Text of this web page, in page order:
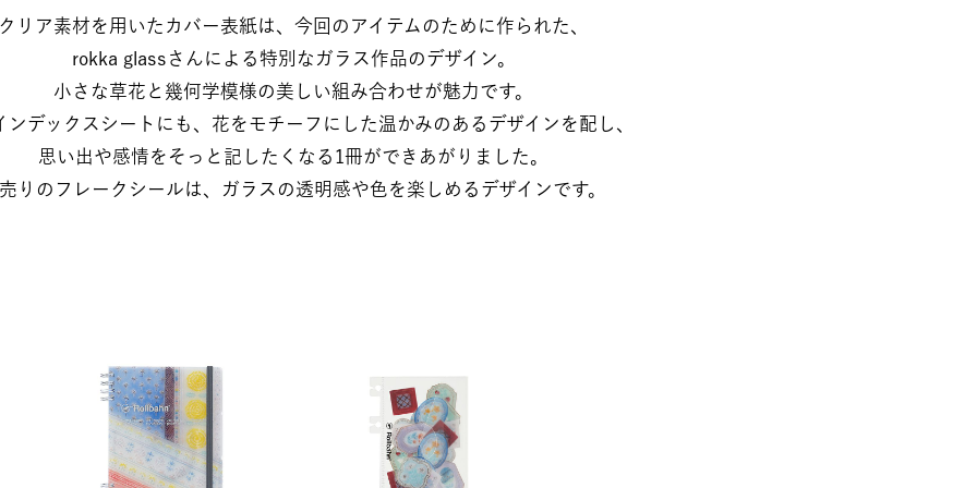
リア素材を用いたカバー表紙は、今回のアイテムのために作られた、​​
rokka glassさんによる特別なガラス作品のデザイン。​​
小さな草花と幾何学模様の美しい組み合わせが魅力です。​​
ンデックスシートにも、花をモチーフにした温かみのあるデザインを配し、​​
思い出や感情をそっと記したくなる1冊ができあがりました。​​
りのフレークシールは、ガラスの透明感や色を楽しめるデザインです。